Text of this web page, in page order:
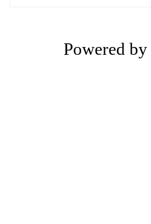
Powered by